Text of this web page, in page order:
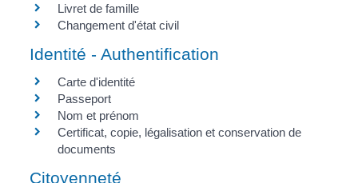
Livret de famille
Changement d'état civil
Identité - Authentification
Carte d'identité
Passeport
Nom et prénom
Certificat, copie, légalisation et conservation de
documents
Citoyenneté